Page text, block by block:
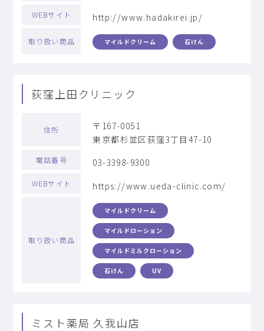
WEBサイト http://www.hadakirei.jp/
取り扱い商品 マイルドクリーム 石けん
荻窪上田クリニック
住所
〒167-0051
東京都杉並区荻窪3丁目47-10
電話番号 03-3398-9300
WEBサイト https://www.ueda-clinic.com/
取り扱い商品
マイルドクリーム
マイルドローション
マイルドミルクローション
石けん UV
ミスト薬局 久我山店